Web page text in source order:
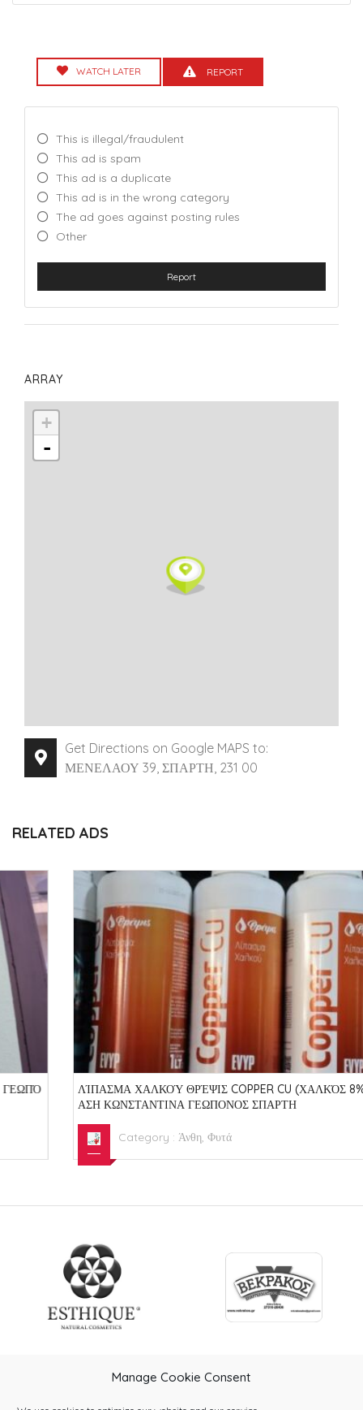
Manage Cookie Consent
WATCH LATER REPORT
This is illegal/fraudulent
This ad is spam
This ad is a duplicate
This ad is in the wrong category
The ad goes against posting rules
Other
Report
ARRAY
+
-
Get Directions on Google MAPS to:
ΜΕΝΕΛΑΟΥ 39, ΣΠΑΡΤΗ, 231 00
RELATED ADS
ΛΊΠΑΣΜΑ ΧΑΛΚΟΎ ΘΡΈΨΙΣ COPPER CU (ΧΑΛΚΌΣ 8%) ΒΟΥΝ
ΑΣΗ ΚΩΝΣΤΑΝΤΙΝΑ ΓΕΩΠΟΝΟΣ ΣΠΑΡΤΗ
Category : Άνθη, Φυτά